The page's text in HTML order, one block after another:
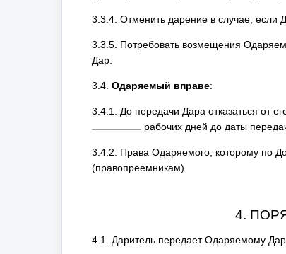
3.3.4. Отменить дарение в случае, если
3.3.5. Потребовать возмещения
Дар.
3.4. Одаряемый вправе:
3.4.1. До передачи Дара отказаться от
рабочих дней до даты
3.4.2. Права Одаряемого, которому по
(правопреемникам).
4.
4.1. Даритель передает Одаряемому